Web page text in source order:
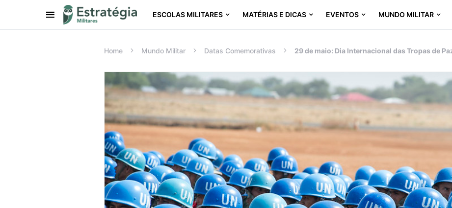
ESCOLAS MILITARES MATÉRIAS E DICAS EVENTOS MUNDO MILITAR
Procurar:
Home Mundo Militar Datas Comemorativas 29 de maio: Dia Internacional das Tropas de